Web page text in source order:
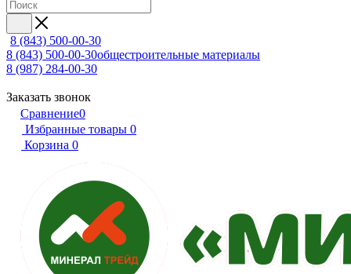
8 (843) 500-00-30
8 (843) 500-00-30общестроительные материалы
8 (987) 284-00-30
Заказать звонок
Сравнение0
Избранные товары 0
Корзина 0